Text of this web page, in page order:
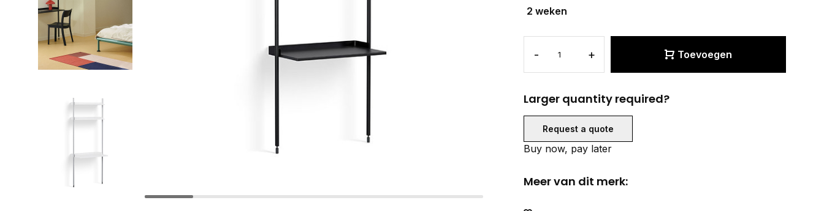
2 weken
- + Toevoegen
Larger quantity required?
Request a quote
Buy now, pay later
Meer van dit merk: